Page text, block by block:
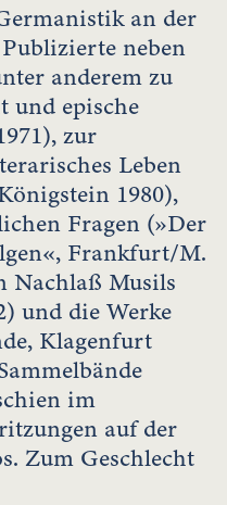
an der
neben
anderem zu
und epische
zur
Leben
1980),
Fragen (»Der
Frankfurt/M.
Nachlaß Musils
und die Werke
Klagenfurt
im
auf der
Zum Geschlecht